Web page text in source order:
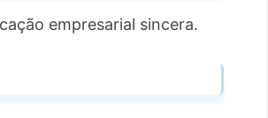
empresarial sincera.